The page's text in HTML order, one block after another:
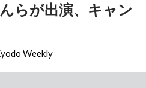
らが出演、キャン
Weekly